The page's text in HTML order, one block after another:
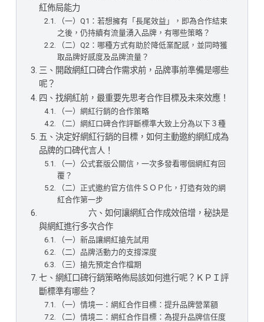
紅佈局能力
（一）Q1：若想擁有「長尾效益」，即為合作結束
之後，仍持續有流量湧入品牌，有哪些策略？
（二）Q2：哪種方式有助於降低業配感，並同時獲
取品牌好感度及品牌流量？
三、開啟網紅口碑合作需求前，品牌事前準備是哪些
呢？
四、找網紅前，最重要先思考合作目標及未來效應！
（一）網紅行銷的合作策略
（二）網紅口碑合作評斷標準大致上分為以下３種
五、決定好網紅行銷的目標，如何主動邀約網紅成為
品牌的口碑代言人！
（一）公式套版公關信，一次多發看哪個網紅有回
覆？
（二）正式邀約官方信件ＳＯＰ化，打造有效的網
紅合作第一步
⠀⠀⠀⠀⠀⠀⠀⠀ 六、如何讓網紅合作成效倍增，秘訣是
與網紅進行多次合作
（一）新品讓網紅搶先試用
（二）品牌活動力的支撐深度
（三）搶先預定合作檔期
七、網紅口碑行銷策略佈局該如何進行呢？ＫＰＩ評
斷標準有哪些？
（一）情境一：網紅合作目標：提升品牌營業額
（二）情境二：網紅合作目標：為提升品牌信任度